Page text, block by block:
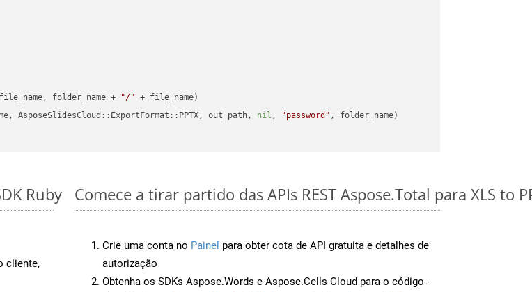
folder_name + "/" + file_name)
AsposeSlidesCloud::ExportFormat::PPTX, out_path,
nil , "password"
Ruby
cliente,
Comece a tirar partido das APIs REST Aspose.Total para XLS to
Crie uma conta no Painel para obter cota de API gratuita e detalhes de
autorização
Obtenha os SDKs Aspose.Words e Aspose.Cells Cloud para o código-